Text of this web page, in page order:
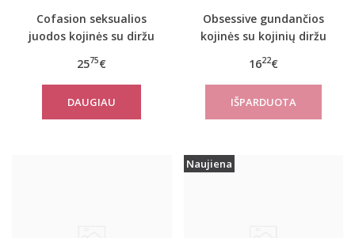
Cofasion seksualios
juodos kojinės su diržu
2575€
DAUGIAU
Obsessive gundančios
kojinės su kojinių diržu
1622€
Naujiena